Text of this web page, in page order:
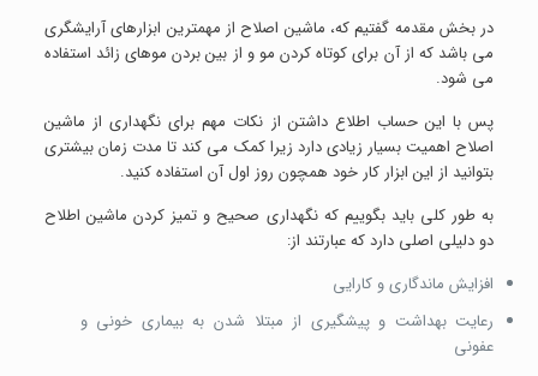
در بخش مقدمه گفتیم که، ماشین اصلاح از مهمترین ابزارهای آرایشگری
می باشد که از آن برای کوتاه کردن مو و از بین بردن موهای زائد استفاده
می شود.
پس با این حساب اطلاع داشتن از نکات مهم برای نگهداری از ماشین
اصلاح اهمیت بسیار زیادی دارد زیرا کمک می کند تا مدت زمان بیشتری
بتوانید از این ابزار کار خود همچون روز اول آن استفاده کنید.
به طور کلی باید بگوییم که نگهداری صحیح و تمیز کردن ماشین اطلاح
دو دلیلی اصلی دارد که عبارتند از:
افزایش ماندگاری و کارایی
رعایت بهداشت و پیشگیری از مبتلا شدن به بیماری خونی و
عفونی